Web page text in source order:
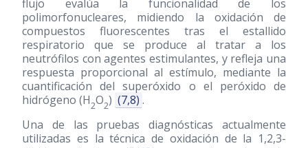
flujo evalúa la funcionalidad de los
polimorfonucleares, midiendo la oxidación de
compuestos fluorescentes tras el estallido
respiratorio que se produce al tratar a los
neutrófilos con agentes estimulantes, y refleja una
respuesta proporcional al estímulo, mediante la
cuantificación del superóxido o el peróxido de
hidrógeno (H2O2) (7,8) .
Una de las pruebas diagnósticas actualmente
utilizadas es la técnica de oxidación de la 1,2,3-